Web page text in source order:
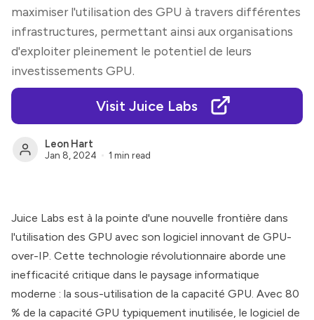
maximiser l'utilisation des GPU à travers différentes
infrastructures, permettant ainsi aux organisations
d'exploiter pleinement le potentiel de leurs
investissements GPU.
Visit Juice Labs
Leon Hart
Jan 8, 2024 1 min read
Juice Labs est à la pointe d'une nouvelle frontière dans
l'utilisation des GPU avec son logiciel innovant de GPU-
over-IP. Cette technologie révolutionnaire aborde une
inefficacité critique dans le paysage informatique
moderne : la sous-utilisation de la capacité GPU. Avec 80
% de la capacité GPU typiquement inutilisée, le logiciel de